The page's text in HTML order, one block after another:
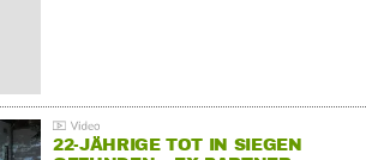
22-JÄHRIGE TOT IN SIEGEN